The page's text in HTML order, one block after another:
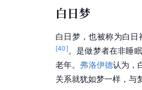
白日梦
白日梦，也被称为白
[40]。是做梦者在非睡
老年。 弗洛伊德认为，
关系就犹如梦一样，与